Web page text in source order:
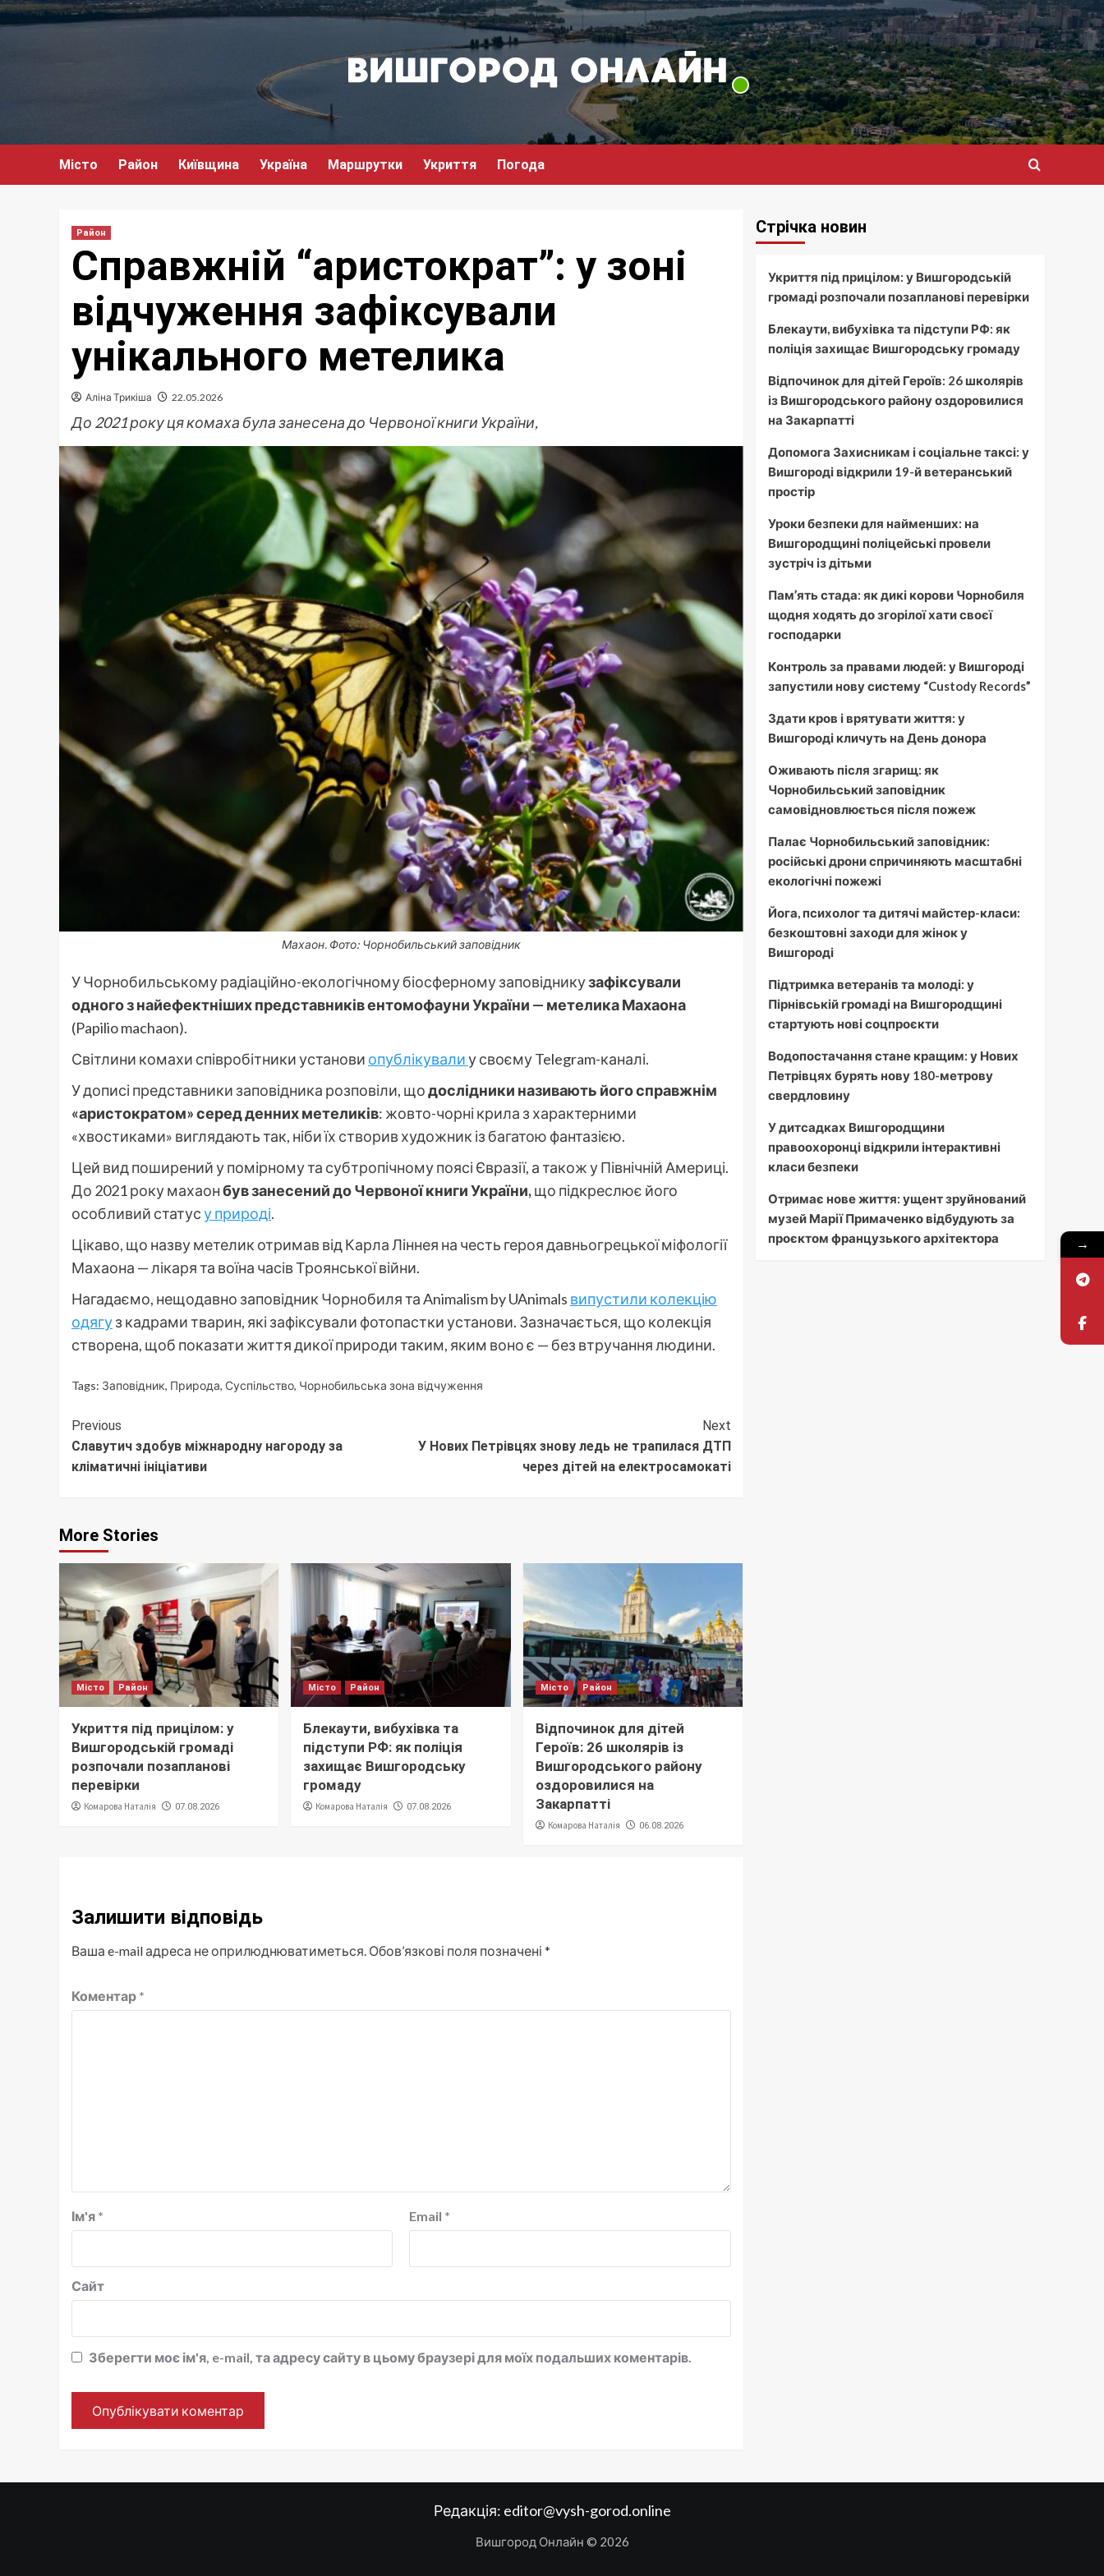
Перейти
до
Місто Район Київщина Україна Маршрутки Укриття Погода
Район
Справжній “аристократ”: у зоні
відчуження зафіксували
унікального метелика
Аліна Трикіша 22.05.2026
До 2021 року ця комаха була занесена до Червоної книги України,
Махаон. Фото: Чорнобильський заповідник
У Чорнобильському радіаційно-екологічному біосферному заповідникузафіксували
одного з найефектніших представників ентомофауни України — метелика Махаона
(Papilio machaon).
Світлини комахи співробітники установи опублікувалиу своєму Telegram-каналі.
У дописі представники заповідника розповіли, щодослідники називають його справжнім
«аристократом» серед денних метеликів: жовто-чорні крила з характерними
«хвостиками» виглядають так, ніби їх створив художник із багатою фантазією.
Цей вид поширений у помірному та субтропічному поясі Євразії, а також у Північній Америці.
До 2021 року махаонбув занесений до Червоної книги України,що підкреслює його
особливий статусу природі.
Цікаво, що назву метелик отримав від Карла Ліннея на честь героя давньогрецької міфології
Махаона — лікаря та воїна часів Троянської війни.
Нагадаємо, нещодавно заповідник Чорнобиля та Animalism by UAnimals випустили колекцію
одягуз кадрами тварин, які зафіксували фотопастки установи. Зазначається, що колекція
створена, щоб показати життя дикої природи таким, яким воно є — без втручання людини.
Tags: Заповідник, Природа, Суспільство, Чорнобильська зона відчуження
Continue
Reading
Previous
Славутич здобув міжнародну нагороду за
кліматичні ініціативи
Next
У Нових Петрівцях знову ледь не трапилася ДТП
через дітей на електросамокаті
More Stories
Місто Район
Укриття під прицілом: у
Вишгородській громаді
розпочали позапланові
перевірки
Комарова Наталія 07.08.2026
Місто Район
Блекаути, вибухівка та
підступи РФ: як поліція
захищає Вишгородську
громаду
Комарова Наталія 07.08.2026
Місто Район
Відпочинок для дітей
Героїв: 26 школярів із
Вишгородського району
оздоровилися на
Закарпатті
Комарова Наталія 06.08.2026
Залишити відповідь
Ваша e-mail адреса не оприлюднюватиметься. Обов’язкові поля позначені *
Коментар *
Ім'я * Email *
Сайт
Зберегти моє ім'я, e-mail, та адресу сайту в цьому браузері для моїх подальших коментарів.
Стрічка новин
Укриття під прицілом: у Вишгородській
громаді розпочали позапланові перевірки
Блекаути, вибухівка та підступи РФ: як
поліція захищає Вишгородську громаду
Відпочинок для дітей Героїв: 26 школярів
із Вишгородського району оздоровилися
на Закарпатті
Допомога Захисникам і соціальне таксі: у
Вишгороді відкрили 19-й ветеранський
простір
Уроки безпеки для найменших: на
Вишгородщині поліцейські провели
зустріч із дітьми
Пам’ять стада: як дикі корови Чорнобиля
щодня ходять до згорілої хати своєї
господарки
Контроль за правами людей: у Вишгороді
запустили нову систему “Custody Records”
Здати кров і врятувати життя: у
Вишгороді кличуть на День донора
Оживають після згарищ: як
Чорнобильський заповідник
самовідновлюється після пожеж
Палає Чорнобильський заповідник:
російські дрони спричиняють масштабні
екологічні пожежі
Йога, психолог та дитячі майстер-класи:
безкоштовні заходи для жінок у
Вишгороді
Підтримка ветеранів та молоді: у
Пірнівській громаді на Вишгородщині
стартують нові соцпроєкти
Водопостачання стане кращим: у Нових
Петрівцях бурять нову 180-метрову
свердловину
У дитсадках Вишгородщини
правоохоронці відкрили інтерактивні
класи безпеки
Отримає нове життя: ущент зруйнований
музей Марії Примаченко відбудують за
проєктом французького архітектора
Редакція: editor@vysh-gorod.online
Вишгород Онлайн © 2026
→